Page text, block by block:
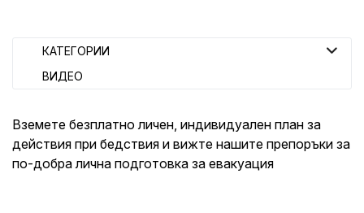
КАТЕГОРИИ
ВИДЕО
Вземете безплатно личен, индивидуален план за
действия при бедствия и вижте нашите препоръки за
по-добра лична подготовка за евакуация